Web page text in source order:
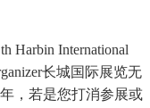
International
长城国际展览无
，若是您打消参展或